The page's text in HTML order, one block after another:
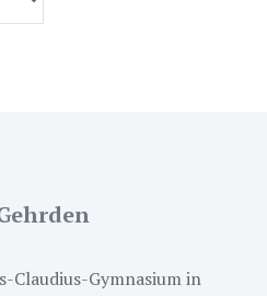
Claudius-Gymnasium in